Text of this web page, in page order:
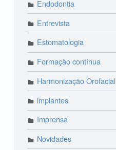
Endodontia
Entrevista
Estomatologia
Formação contínua
Harmonização Orofacial
implantes
Imprensa
Novidades